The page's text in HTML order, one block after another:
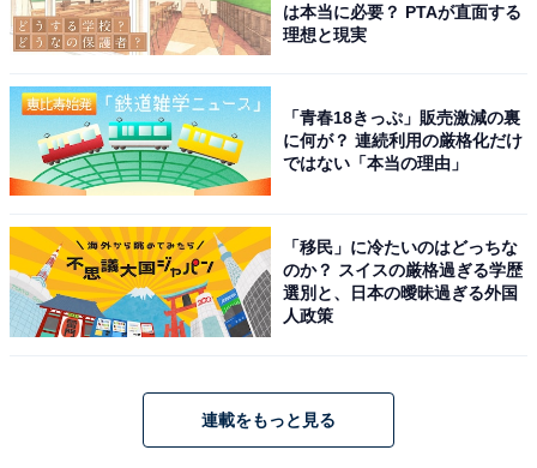
マキタ コードレス掃除機CL107 紙パック式 標準25分稼
CL107FDSHW
Amazonで見る
は本当に必要？ PTAが直面する
理想と現実
「青春18きっぷ」販売激減の裏
に何が？ 連続利用の厳格化だけ
ではない「本当の理由」
「移民」に冷たいのはどっちな
のか？ スイスの厳格過ぎる学歴
選別と、日本の曖昧過ぎる外国
人政策
連載をもっと見る